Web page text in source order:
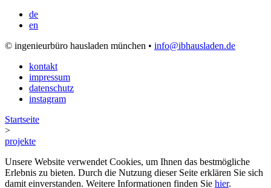
de
en
© ingenieurbüro hausladen münchen • info@ibhausladen.de
kontakt
impressum
datenschutz
instagram
Startseite
>
projekte
Unsere Website verwendet Cookies, um Ihnen das bestmögliche
Erlebnis zu bieten. Durch die Nutzung dieser Seite erklären Sie sich
damit einverstanden. Weitere Informationen finden Sie hier.